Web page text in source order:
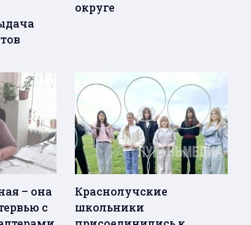
округе
– она
с
Краснолучские
школьники